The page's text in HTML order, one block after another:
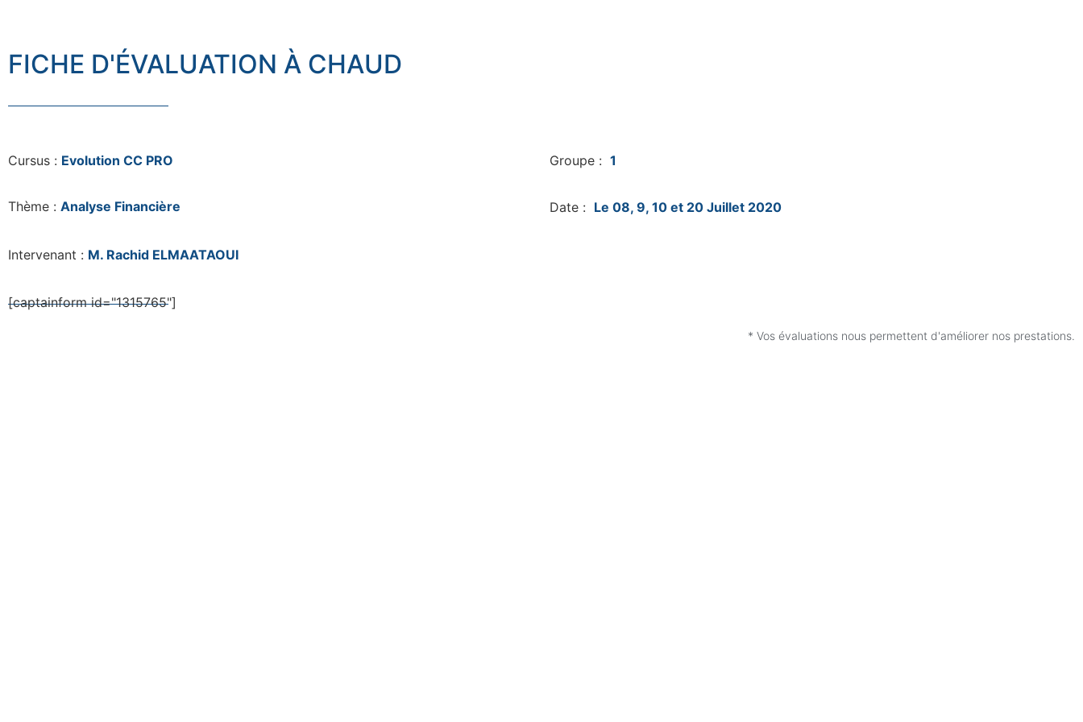
FICHE D'ÉVALUATION À CHAUD
Cursus : Evolution CC PRO
Thème : Analyse Financière
Groupe : 1
Date : Le 08, 9, 10 et 20 Juillet 2020
Intervenant : M. Rachid ELMAATAOUI
[captainform id="1315765"]
* Vos évaluations nous permettent d'améliorer nos prestations.